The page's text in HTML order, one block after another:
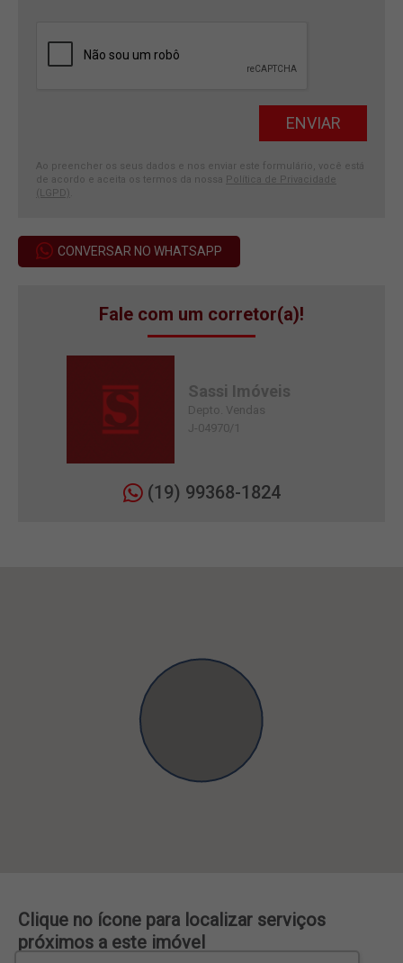
Ao preencher os seus dados e nos enviar este formulário, você está
de acordo e aceita os termos da nossa Política de Privacidade
(LGPD)
CONVERSAR NO WHATSAPP
Fale com um corretor(a)!
Sassi Imóveis
Depto. Vendas
J-04970/1
(19) 99368-1824